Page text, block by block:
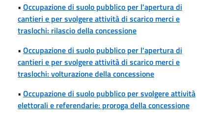
• Occupazione di suolo pubblico per l'apertura di
cantieri e per svolgere attività di scarico merci e
traslochi: rilascio della concessione
• Occupazione di suolo pubblico per l'apertura di
cantieri e per svolgere attività di scarico merci e
traslochi: volturazione della concessione
• Occupazione di suolo pubblico per svolgere attività
elettorali e referendarie: proroga della concessione